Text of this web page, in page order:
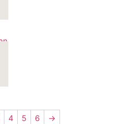
4 5 6 →